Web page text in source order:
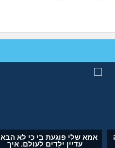
אבא של בעלי מסתכל עלי בצורה
מחפיצה, מה לעשות?